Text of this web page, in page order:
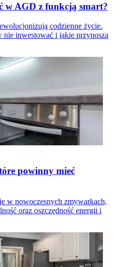
w AGD z funkcją smart?
codzienne życie.
inwestować i jakie przynoszą
powinny mieć
w nowoczesnych zmywarkach,
oraz oszczędność energii i